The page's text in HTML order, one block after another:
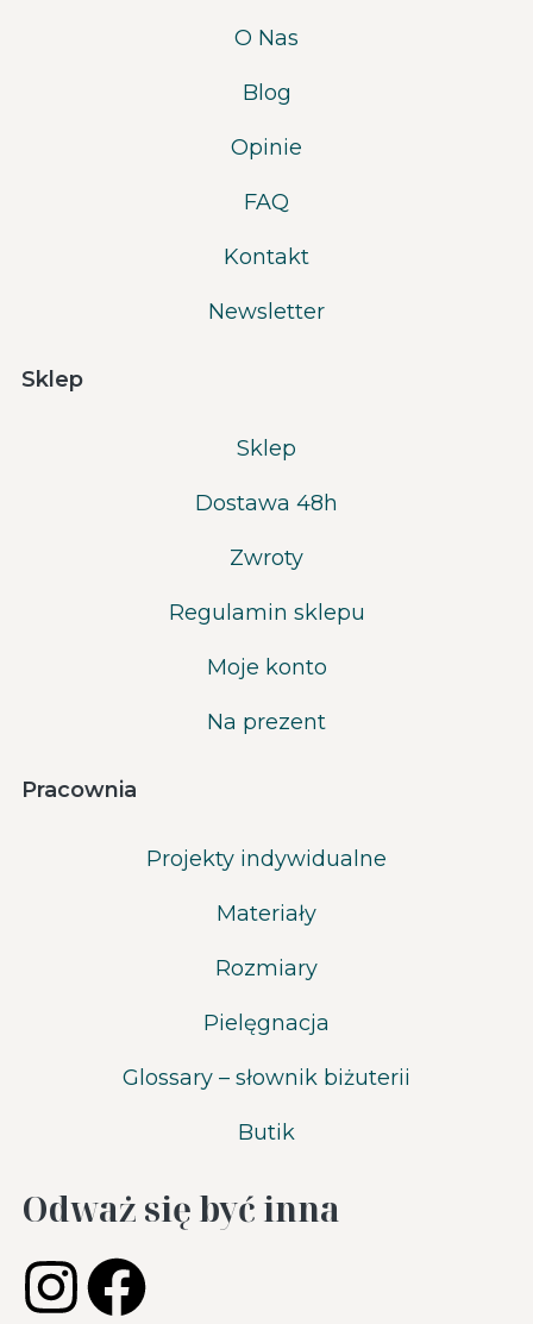
O Nas
Blog
Opinie
FAQ
Kontakt
Newsletter
Sklep
Sklep
Dostawa 48h
Zwroty
Regulamin sklepu
Moje konto
Na prezent
Pracownia
Projekty indywidualne
Materiały
Rozmiary
Pielęgnacja
Glossary – słownik biżuterii
Butik
Odważ się być inna